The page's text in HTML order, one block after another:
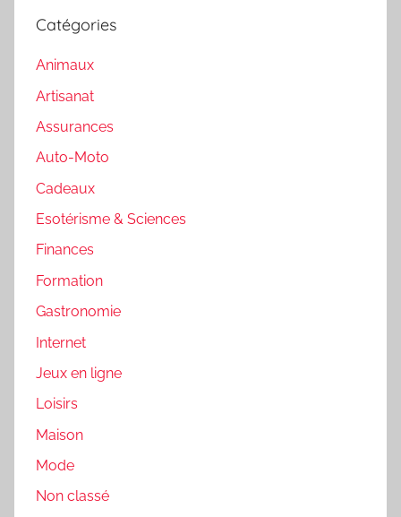
Catégories
Animaux
Artisanat
Assurances
Auto-Moto
Cadeaux
Esotérisme & Sciences
Finances
Formation
Gastronomie
Internet
Jeux en ligne
Loisirs
Maison
Mode
Non classé